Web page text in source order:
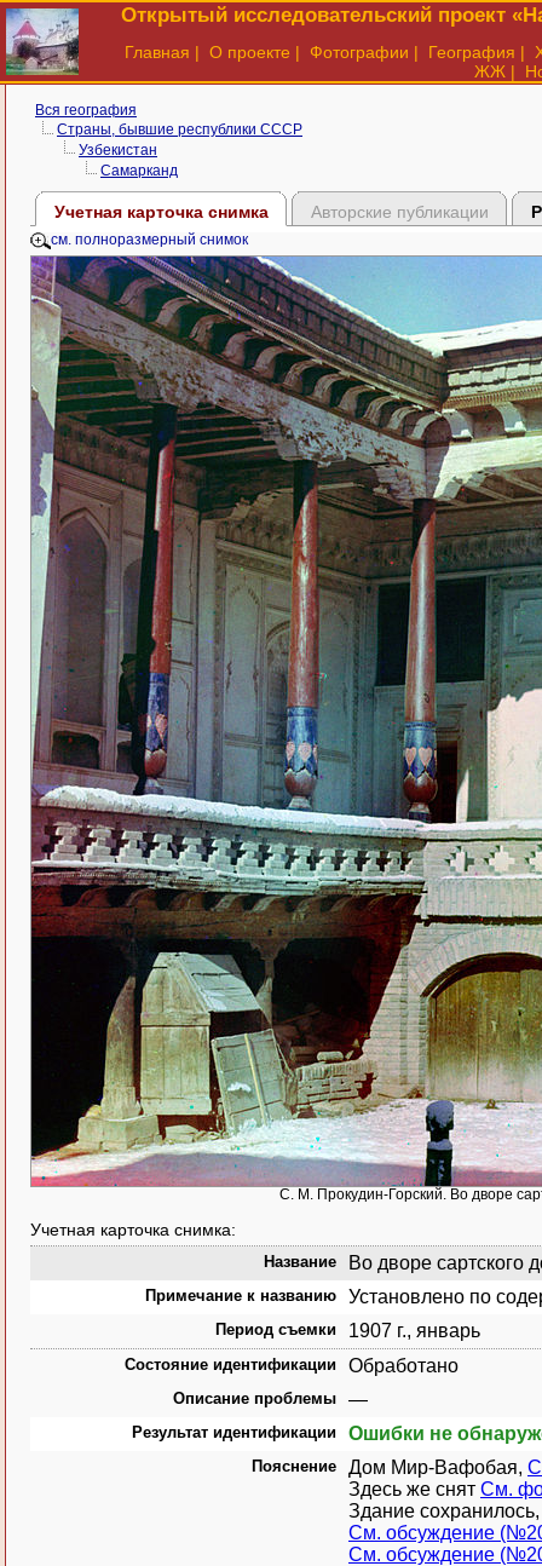
Открытый исследовательский проект
Главная | О проекте | Фотографии | География |
ЖЖ |
Вся география
Страны, бывшие республики СССР
Узбекистан
Самарканд
Учетная карточка снимка Авторские публикации
см. полноразмерный снимок
С. М. Прокудин-Горский. Во дворе
Учетная карточка снимка:
Название Во дворе сартского
Примечание к названию Установлено по
Период съемки 1907 г., январь
Состояние идентификации Обработано
Описание проблемы —
Результат идентификации Ошибки не
Пояснение Дом Мир-Вафобая,
Здесь же снят См.
Здание
См. обсуждение
См. обсуждение